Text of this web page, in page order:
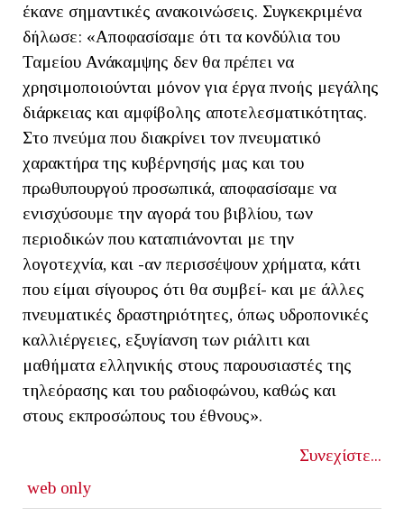
έκανε σημαντικές ανακοινώσεις. Συγκεκριμένα
δήλωσε: «Αποφασίσαμε ότι τα κονδύλια του
Ταμείου Ανάκαμψης δεν θα πρέπει να
χρησιμοποιούνται μόνον για έργα πνοής μεγάλης
διάρκειας και αμφίβολης αποτελεσματικότητας.
Στο πνεύμα που διακρίνει τον πνευματικό
χαρακτήρα της κυβέρνησής μας και του
πρωθυπουργού προσωπικά, αποφασίσαμε να
ενισχύσουμε την αγορά του βιβλίου, των
περιοδικών που καταπιάνονται με την
λογοτεχνία, και -αν περισσέψουν χρήματα, κάτι
που είμαι σίγουρος ότι θα συμβεί- και με άλλες
πνευματικές δραστηριότητες, όπως υδροπονικές
καλλιέργειες, εξυγίανση των ριάλιτι και
μαθήματα ελληνικής στους παρουσιαστές της
τηλεόρασης και του ραδιοφώνου, καθώς και
στους εκπροσώπους του έθνους».
Συνεχίστε...
web only